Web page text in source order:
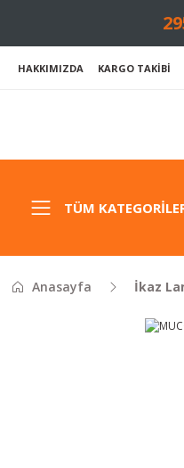
HAKKIMIZDA KARGO TAKİBİ
TÜM
Anasayfa İkaz